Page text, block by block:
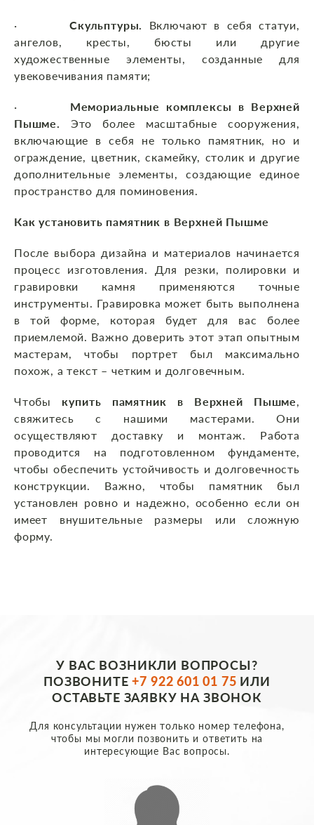
·Скульптуры.
Включают в себя статуи,
ангелов, кресты, бюсты или другие
художественные элементы, созданные для
увековечивания памяти;
· Мемориальные комплексы в Верхней
Пышме.
Это более масштабные сооружения,
включающие в себя не только памятник, но и
ограждение, цветник, скамейку, столик и другие
дополнительные элементы, создающие единое
пространство для поминовения.
Как установить памятник в Верхней Пышме
После выбора дизайна и материалов начинается
процесс изготовления. Для резки, полировки и
гравировки камня применяются точные
инструменты. Гравировка может быть выполнена
в той форме, которая будет для вас более
приемлемой. Важно доверить этот этап опытным
мастерам, чтобы портрет был максимально
похож, а текст – четким и долговечным.
Чтобы купить памятник в Верхней Пышме,
свяжитесь с нашими мастерами. Они
осуществляют доставку и монтаж. Работа
проводится на подготовленном фундаменте,
чтобы обеспечить устойчивость и долговечность
конструкции. Важно, чтобы памятник был
установлен ровно и надежно, особенно если он
имеет внушительные размеры или сложную
форму.
У ВАС ВОЗНИКЛИ ВОПРОСЫ?
ПОЗВОНИТЕ+7 922 601 01 75 ИЛИ
ОСТАВЬТЕ ЗАЯВКУ НА ЗВОНОК
Для консультации нужен только номер телефона,
чтобы мы могли позвонить и ответить на
интересующие Вас вопросы.